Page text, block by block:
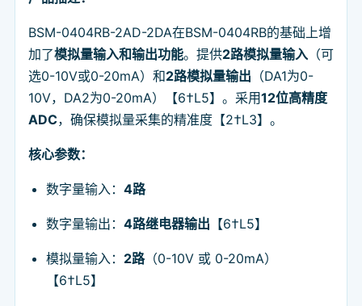
BSM-0404RB-2AD-2DA在BSM-0404RB的基础上增
加了模拟量输入和输出功能。提供2路模拟量输入 （可
选0-10V或0-20mA）和2路模拟量输出 （DA1为0-
10V，DA2为0-20mA）【6†L5】。采用12位高精度
ADC，确保模拟量采集的精准度【2†L3】。
核心参数：
数字量输入：4路
数字量输出：4路继电器输出 【6†L5】
模拟量输入： 2路（0-10V 或 0-20mA）
【6†L5】